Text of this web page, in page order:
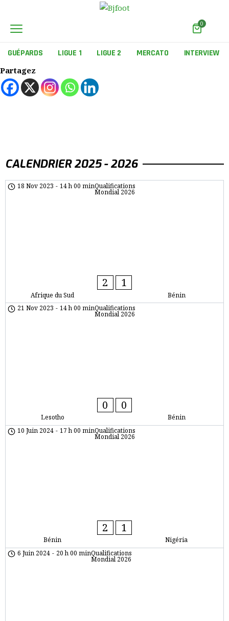
0
GUÉPARDS LIGUE 1 LIGUE 2 MERCATO INTERVIEW
Partagez
CALENDRIER 2025 - 2026
Qualifications
Mondial 2026
18 Nov 2023 - 14 h 00 min
Afrique du Sud
2 1
Bénin
Qualifications
Mondial 2026
21 Nov 2023 - 14 h 00 min
Lesotho
0 0
Bénin
Qualifications
Mondial 2026
10 Juin 2024 - 17 h 00 min
Bénin
2 1
Nigéria
Qualifications
Mondial 2026
6 Juin 2024 - 20 h 00 min